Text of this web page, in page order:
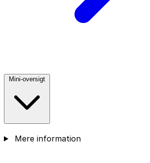
Mini-oversigt
Mere information